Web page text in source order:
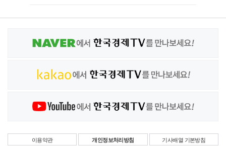
이용약관 개인정보처리방침 기사배열 기본방침